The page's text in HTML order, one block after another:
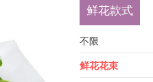
鲜花款式
不限
鲜花花束